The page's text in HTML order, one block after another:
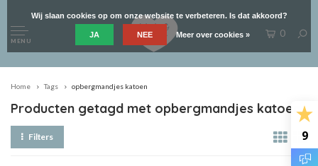
9
MENU
0
Home Tags opbergmandjes katoen
Producten getagd met opbergmandjes katoen
Filters
Wij slaan cookies op om onze website te verbeteren. Is dat akkoord?
JA NEE Meer over cookies »